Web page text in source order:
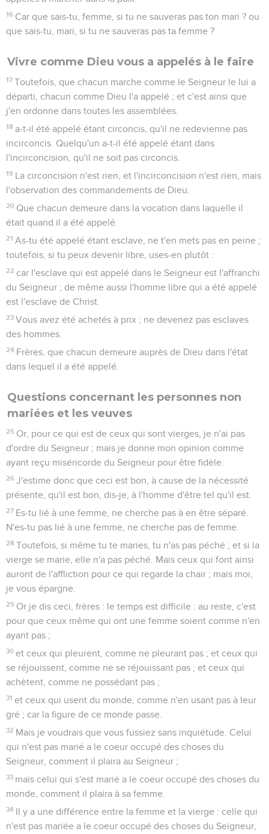
16 Car que sais-tu, femme, si tu ne sauveras pas ton mari ? ou
que sais-tu, mari, si tu ne sauveras pas ta femme ?
Vivre comme Dieu vous a appelés à le faire
17 Toutefois, que chacun marche comme le Seigneur le lui a
départi, chacun comme Dieu l'a appelé ; et c'est ainsi que
j'en ordonne dans toutes les assemblées.
18 a-t-il été appelé étant circoncis, qu'il ne redevienne pas
incirconcis. Quelqu'un a-t-il été appelé étant dans
l'incirconcision, qu'il ne soit pas circoncis.
19 La circoncision n'est rien, et l'incirconcision n'est rien, mais
l'observation des commandements de Dieu.
20 Que chacun demeure dans la vocation dans laquelle il
était quand il a été appelé.
21 As-tu été appelé étant esclave, ne t'en mets pas en peine ;
toutefois, si tu peux devenir libre, uses-en plutôt :
22 car l'esclave qui est appelé dans le Seigneur est l'affranchi
du Seigneur ; de même aussi l'homme libre qui a été appelé
est l'esclave de Christ.
23 Vous avez été achetés à prix ; ne devenez pas esclaves
des hommes.
24 Frères, que chacun demeure auprès de Dieu dans l'état
dans lequel il a été appelé.
Questions concernant les personnes non
mariées et les veuves
25 Or, pour ce qui est de ceux qui sont vierges, je n'ai pas
d'ordre du Seigneur ; mais je donne mon opinion comme
ayant reçu miséricorde du Seigneur pour être fidèle.
26 J'estime donc que ceci est bon, à cause de la nécessité
présente, qu'il est bon, dis-je, à l'homme d'être tel qu'il est.
27 Es-tu lié à une femme, ne cherche pas à en être séparé.
N'es-tu pas lié à une femme, ne cherche pas de femme.
28 Toutefois, si même tu te maries, tu n'as pas péché ; et si la
vierge se marie, elle n'a pas péché. Mais ceux qui font ainsi
auront de l'affliction pour ce qui regarde la chair ; mais moi,
je vous épargne.
29 Or je dis ceci, frères : le temps est difficile : au reste, c'est
pour que ceux même qui ont une femme soient comme n'en
ayant pas ;
30 et ceux qui pleurent, comme ne pleurant pas ; et ceux qui
se réjouissent, comme ne se réjouissant pas ; et ceux qui
achètent, comme ne possédant pas ;
31 et ceux qui usent du monde, comme n'en usant pas à leur
gré ; car la figure de ce monde passe.
32 Mais je voudrais que vous fussiez sans inquiétude. Celui
qui n'est pas marié a le coeur occupé des choses du
Seigneur, comment il plaira au Seigneur ;
33 mais celui qui s'est marié a le coeur occupé des choses du
monde, comment il plaira à sa femme.
34 Il y a une différence entre la femme et la vierge : celle qui
n'est pas mariée a le coeur occupé des choses du Seigneur,